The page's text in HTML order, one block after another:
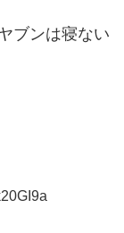
ブンは寝ない